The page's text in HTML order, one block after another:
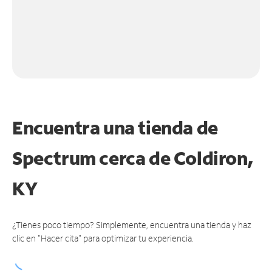
Encuentra una tienda de
Spectrumcerca de Coldiron,
KY
¿Tienes poco tiempo? Simplemente, encuentra una tienda y haz
clic en "Hacer cita" para optimizar tu experiencia.